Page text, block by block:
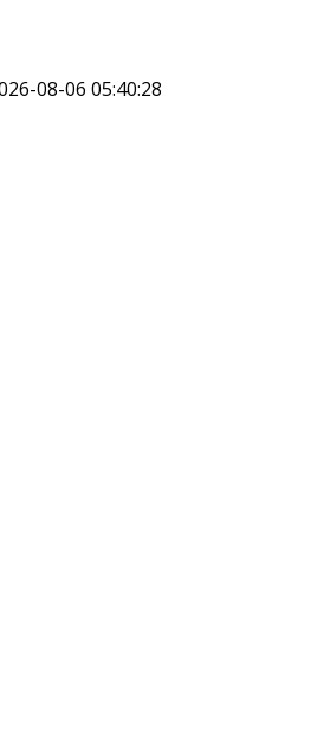
08-06 05:40:28